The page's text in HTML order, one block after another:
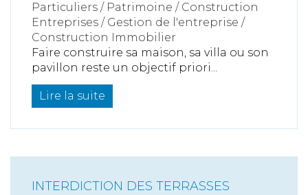
Particuliers / Patrimoine / Construction
Entreprises / Gestion de l'entreprise /
Construction Immobilier
Faire construire sa maison, sa villa ou son
pavillon reste un objectif priori...
Lire la suite
INTERDICTION DES TERRASSES